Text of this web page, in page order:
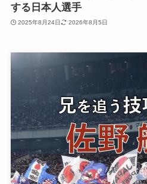
する日本人選手
2025年8月24日 2026年8月5日